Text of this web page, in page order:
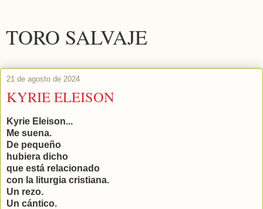
TORO SALVAJE
21 de agosto de 2024
KYRIE ELEISON
Kyrie Eleison...
Me suena.
De pequeño
hubiera dicho
que está relacionado
con la liturgia cristiana.
Un rezo.
Un cántico.